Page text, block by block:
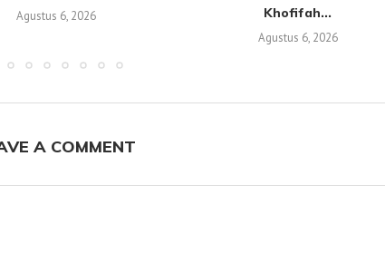
Agustus 6, 2026
Khofifah...
Agustus 6, 2026
A COMMENT